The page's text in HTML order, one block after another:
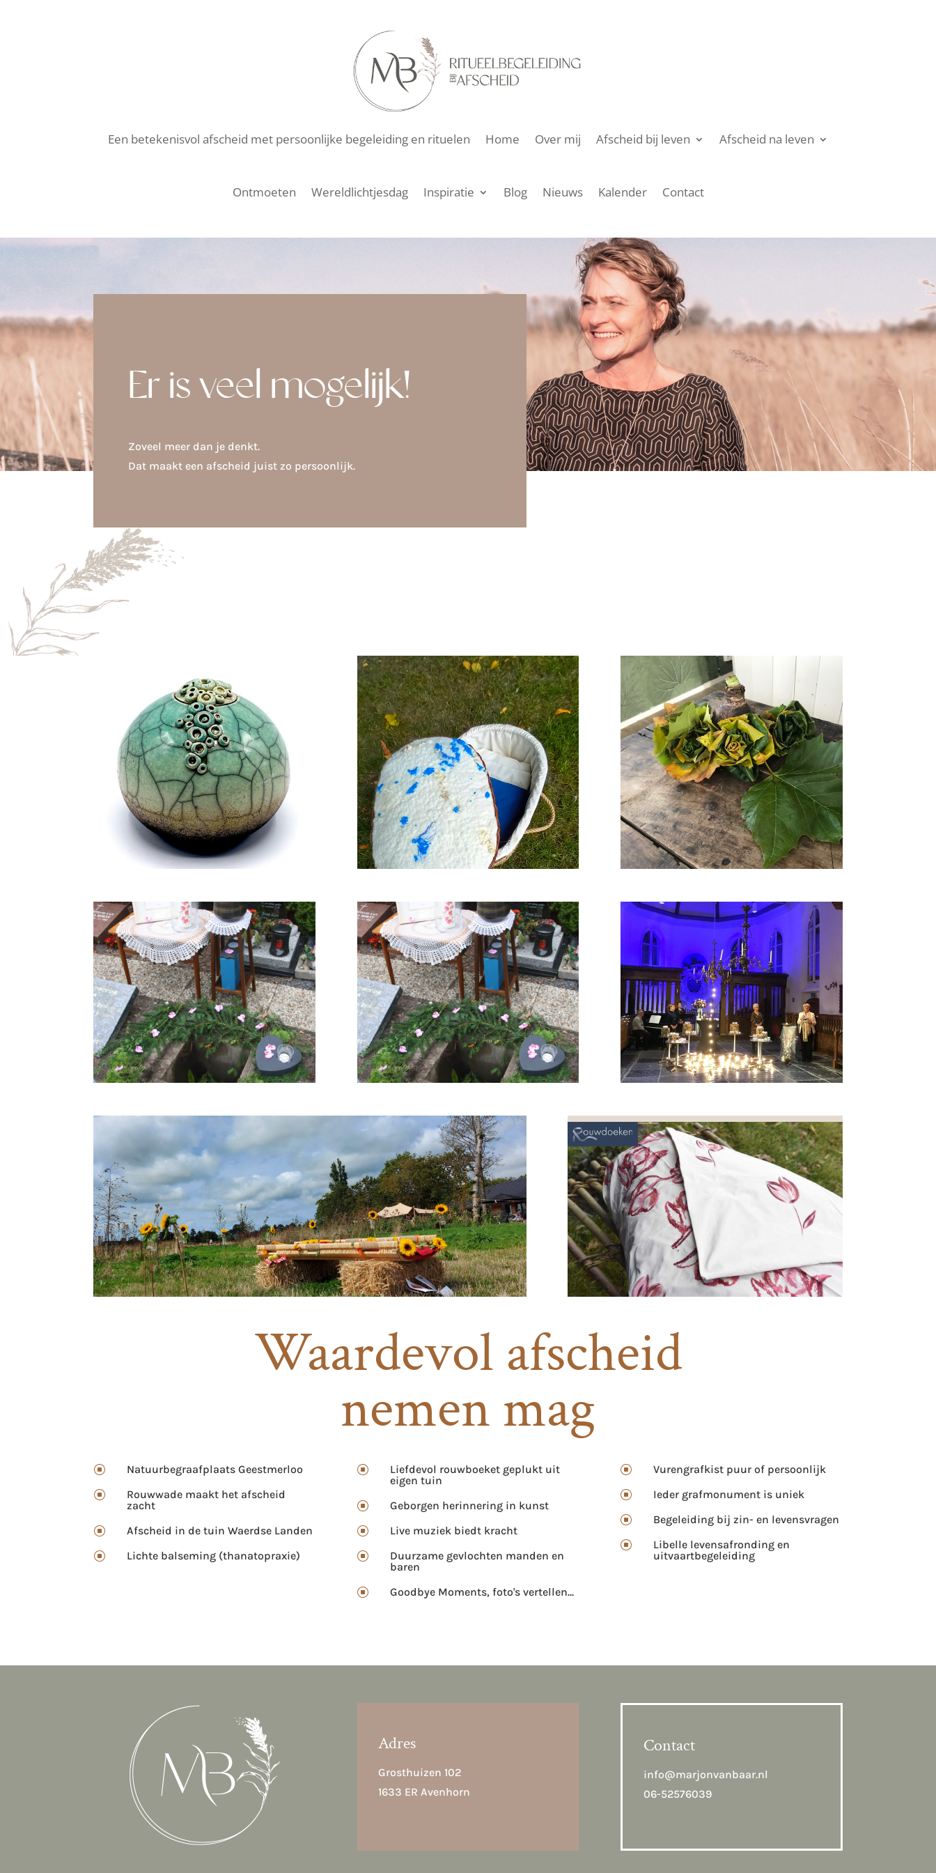
Een betekenisvol afscheid met persoonlijke begeleiding en rituelen Home Over mij Afscheid bij leven Afscheid na leven
Ontmoeten Wereldlichtjesdag Inspiratie Blog Nieuws Kalender Contact
Er is veel mogelijk!
Zoveel meer dan je denkt.
Dat maakt een afscheid juist zo persoonlijk.
Waardevol afscheid
nemen mag
] Natuurbegraafplaats Geestmerloo
]
Rouwwade maakt het afscheid
zacht
] Afscheid in de tuin Waerdse Landen
] Lichte balseming (thanatopraxie)
]
Liefdevol rouwboeket geplukt uit
eigen tuin
] Geborgen herinnering in kunst
] Live muziek biedt kracht
]
Duurzame gevlochten manden en
baren
] Goodbye Moments, foto's vertellen...
] Vurengrafkist puur of persoonlijk
] Ieder grafmonument is uniek
] Begeleiding bij zin- en levensvragen
]
Libelle levensafronding en
uitvaartbegeleiding
Adres
Grosthuizen 102
1633 ER Avenhorn
Contact
info@marjonvanbaar.nl
06-52576039